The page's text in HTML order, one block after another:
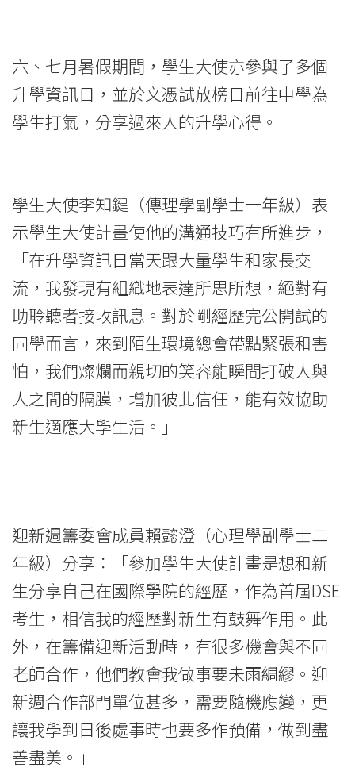
六、七月暑假期間，學生大使亦參與了多個
升學資訊日，並於文憑試放榜日前往中學為
學生打氣，分享過來人的升學心得。
學生大使李知鍵（傳理學副學士一年級）表
示學生大使計畫使他的溝通技巧有所進步，
「在升學資訊日當天跟大量學生和家長交
流，我發現有組織地表達所思所想，絕對有
助聆聽者接收訊息。對於剛經歷完公開試的
同學而言，來到陌生環境總會帶點緊張和害
怕，我們燦爛而親切的笑容能瞬間打破人與
人之間的隔膜，增加彼此信任，能有效協助
新生適應大學生活。」
迎新週籌委會成員賴懿澄（心理學副學士二
年級）分享︰「參加學生大使計畫是想和新
生分享自己在國際學院的經歷，作為首屆DSE
考生，相信我的經歷對新生有鼓舞作用。此
外，在籌備迎新活動時，有很多機會與不同
老師合作，他們教會我做事要未雨綢繆。迎
新週合作部門單位甚多，需要隨機應變，更
讓我學到日後處事時也要多作預備，做到盡
善盡美。」